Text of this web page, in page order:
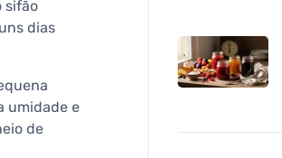
sifão
dias
umidade e
de